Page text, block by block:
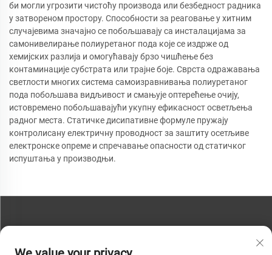
би могли угрозити чистоћу производа или безбедност радника
у затвореном простору. Способности за реаговање у хитним
случајевима значајно се побољшавају са инсталацијама за
самонивелирање полиуретаног пода које се издрже од
хемијских разлија и омогућавају брзо чишћење без
контаминације субстрата или трајне боје. Сврста одражавања
светлости многих система самоизравнивања полиуретаног
пода побољшава видљивост и смањује оптерећење очију,
истовремено побољшавајући укупну ефикасност осветљења
радног места. Статичке дисипативне формуле пружају
контролисану електричну проводност за заштиту осетљиве
електронске опреме и спречавање опасности од статичког
испуштања у производњи.